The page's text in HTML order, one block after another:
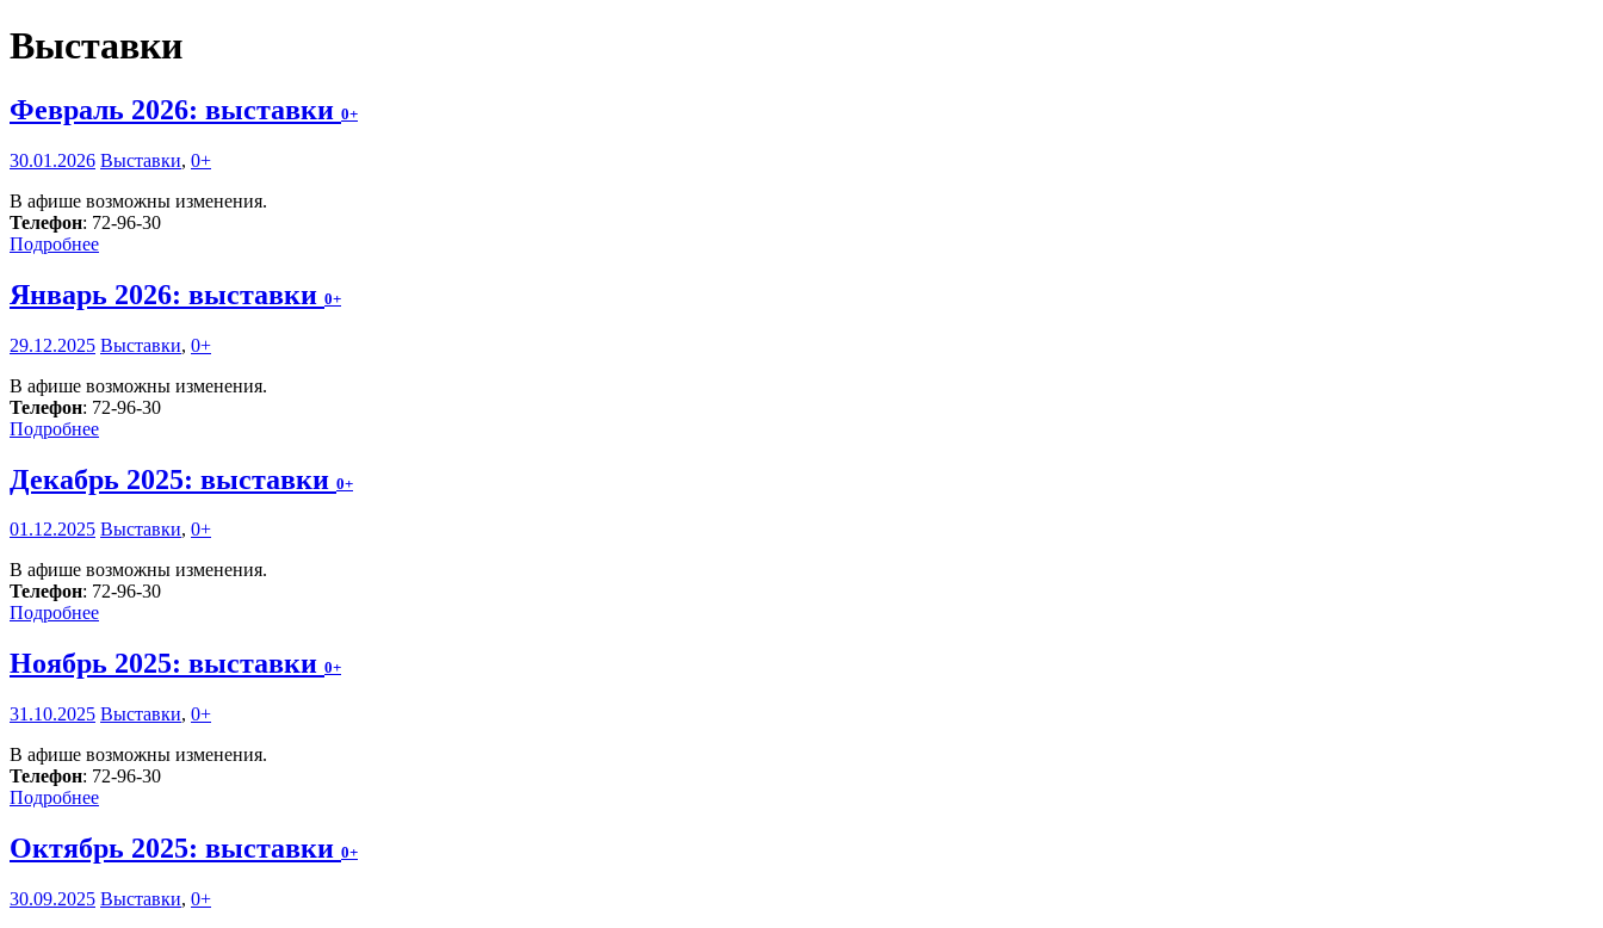
Выставки
Февраль 2026: выставки 0+
30.01.2026 Выставки, 0+
В афише возможны изменения.
Телефон: 72-96-30
Подробнее
Январь 2026: выставки 0+
29.12.2025 Выставки, 0+
В афише возможны изменения.
Телефон: 72-96-30
Подробнее
Декабрь 2025: выставки 0+
01.12.2025 Выставки, 0+
В афише возможны изменения.
Телефон: 72-96-30
Подробнее
Ноябрь 2025: выставки 0+
31.10.2025 Выставки, 0+
В афише возможны изменения.
Телефон: 72-96-30
Подробнее
Октябрь 2025: выставки 0+
30.09.2025 Выставки, 0+